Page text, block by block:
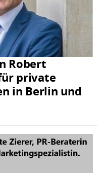
Robert
private
in Berlin und